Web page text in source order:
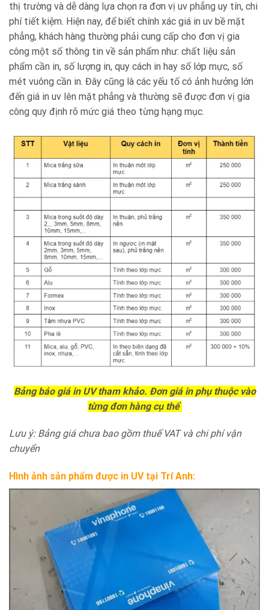
thị trường và dễ dàng lựa chọn ra đơn vị uv phẳng uy tín, chi
phí tiết kiệm. Hiện nay, để biết chính xác giá in uv bề mặt
phẳng, khách hàng thường phải cung cấp cho đơn vị gia
công một số thông tin về sản phẩm như: chất liệu sản
phẩm cần in, số lượng in, quy cách in hay số lớp mực, số
mét vuông cần in. Đây cũng là các yếu tố có ảnh hưởng lớn
đến giá in uv lên mặt phẳng và thường sẽ được đơn vị gia
công quy định rõ mức giá theo từng hạng mục.
Bảng báo giá in UV tham khảo. Đơn giá in phụ thuộc vào
từng đơn hàng cụ thể
Lưu ý: Bảng giá chưa bao gồm thuế VAT và chi phí vận
chuyển
Hình ảnh sản phẩm được in UV tại Trí Anh: